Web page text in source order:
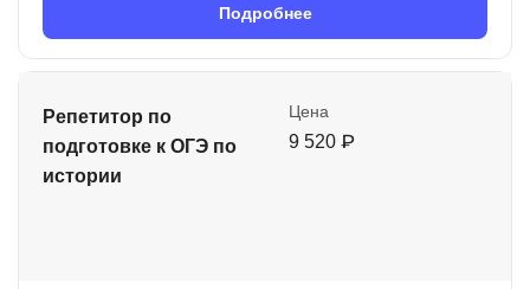
Подробнее
Репетитор по
подготовке к ОГЭ по
истории
Цена
9 520 ₽